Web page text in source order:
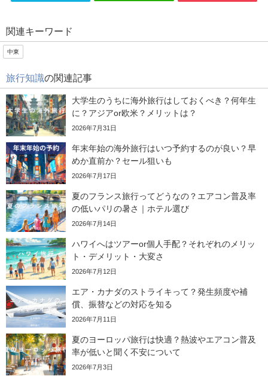
関連キーワード
中東
旅行知識の関連記事
大学生のうちに海外旅行はしておくべき？何年生
に？アジアor欧米？メリットは？
2026年7月31日
年末年始の海外旅行はいつ予約するのが良い？早
めか直前か？セール狙いも
2026年7月17日
夏のフランス旅行ってどうなの？エアコン普及率
の低いパリの暑さ｜ホテル選び
2026年7月14日
ハワイへはツアーor個人手配？それぞれのメリッ
ト・デメリット・大変さ
2026年7月12日
エア・カナダのストライキって？発生頻度や補
償、振替などの対応を知る
2026年7月11日
夏のヨーロッパ旅行は快適？熱波やエアコン普及
率が低いと聞く不安について
2026年7月3日